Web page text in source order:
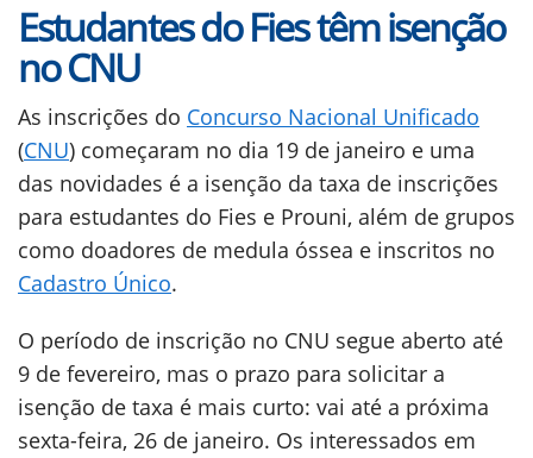
Estudantes do Fies têm isenção
no CNU
As inscrições do Concurso Nacional Unificado
(CNU) começaram no dia 19 de janeiro e uma
das novidades é a isenção da taxa de inscrições
para estudantes do Fies e Prouni, além de grupos
como doadores de medula óssea e inscritos no
Cadastro Único.
O período de inscrição no CNU segue aberto até
9 de fevereiro, mas o prazo para solicitar a
isenção de taxa é mais curto: vai até a próxima
sexta-feira, 26 de janeiro. Os interessados em